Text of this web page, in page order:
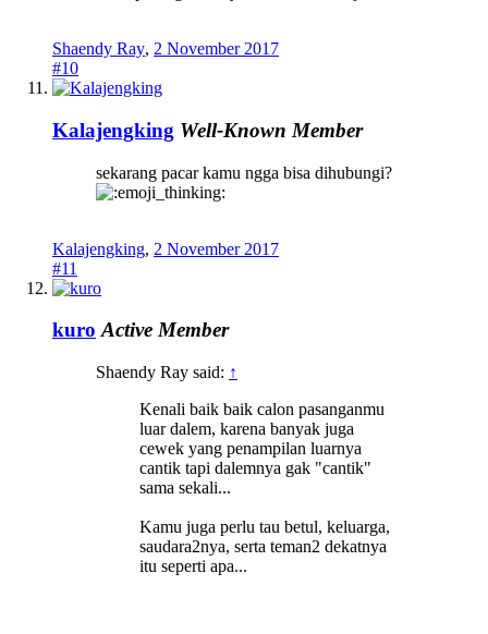
Shaendy Ray, 2 November 2017
#10
Kalajengking Well-Known Member
sekarang pacar kamu ngga bisa dihubungi?
Kalajengking, 2 November 2017
#11
kuro Active Member
Shaendy Ray said: ↑
Kenali baik baik calon pasanganmu
luar dalem, karena banyak juga
cewek yang penampilan luarnya
cantik tapi dalemnya gak "cantik"
sama sekali...
Kamu juga perlu tau betul, keluarga,
saudara2nya, serta teman2 dekatnya
itu seperti apa...